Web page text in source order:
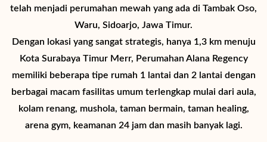
telah menjadi perumahan mewah yang ada di Tambak Oso,
Waru, Sidoarjo, Jawa Timur.
Dengan lokasi yang sangat strategis, hanya 1,3 km menuju
Kota Surabaya Timur Merr, Perumahan Alana Regency
memiliki beberapa tipe rumah 1 lantai dan 2 lantai dengan
berbagai macam fasilitas umum terlengkap mulai dari aula,
kolam renang, mushola, taman bermain, taman healing,
arena gym, keamanan 24 jam dan masih banyak lagi.